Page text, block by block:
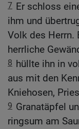
7 Er schloss
ihm und
Volk des Herrn.
herrliche
8 hüllte ihn in
aus mit den
Kniehosen,
9 Granatäpfel
ringsum am